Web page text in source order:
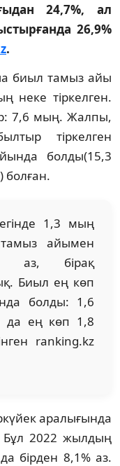
24,7%, ал
26,9%
.
биыл тамыз айы
неке тіркелген.
7,6 мың. Жалпы,
тіркелген
болды(15,3
болған.
1,3 мың
айымен
аз, бірақ
Биыл ең көп
болды: 1,6
ең көп 1,8
ranking.kz
аралығында
Бұл 2022 жылдың
бірден 8,1% аз.